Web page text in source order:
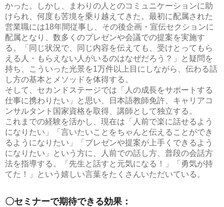
かった。しかし、まわりの人とのコミュニケーションに助
けられ、何度も苦境を乗り越えてきた。最初に配属された
営業職には18年間従事し、その後企画・宣伝セクションに
配属となり、数多くのプレゼンや会議での提案を実施す
る。「同じ状況で、同じ内容を伝えても、受けとってもら
える人・もらえない人がいるのはなぜだろう？」と疑問を
持ち、こういった光景を1万件以上目にしながら、伝わる話
し方の基本とメソッドを体得する。
そして、セカンドステージでは「人の成長をサポートする
仕事に携わりたい」と思い、日本語教師免許、キャリアコ
ンサルタント国家資格を取得、講師として独立する。
これまでの経験を活かし、現在は「人前で楽に話せるよう
になりたい」「言いたいことをちゃんと伝えることができ
るようになりたい」「プレゼンや提案が上手くできるよう
になりたい」という方に、人前での話し方、普段の会話方
法を指導する。「先生と話すと元気になる！」「勇気が持
てた！」という嬉しい言葉をたくさんいただいている。
〇セミナーで期待できる効果：